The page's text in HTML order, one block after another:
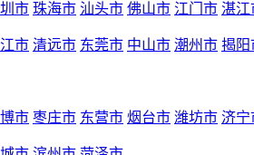
市 珠海市 汕头市 佛山市 江门市 湛江
市 清远市 东莞市 中山市 潮州市 揭阳
市 枣庄市 东营市 烟台市 潍坊市 济宁